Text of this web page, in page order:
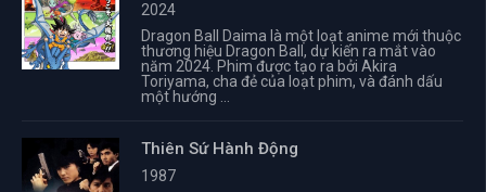
2024
Dragon Ball Daima là một loạt anime mới thuộc
thương hiệu Dragon Ball, dự kiến ra mắt vào
năm 2024. Phim được tạo ra bởi Akira
Toriyama, cha đẻ của loạt phim, và đánh dấu
một hướng ...
Thiên Sứ Hành Động
1987